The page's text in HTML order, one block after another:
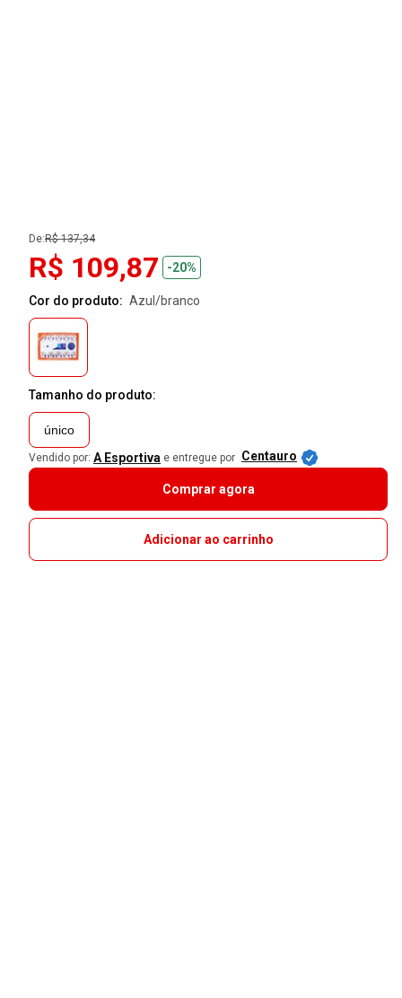
De:R$ 137,34
R$ 109,87 -20%
Cor do produto: azul/branco
Tamanho do produto:
único
Vendido por: A Esportiva e entregue por Centauro
Comprar agora
Adicionar ao carrinho